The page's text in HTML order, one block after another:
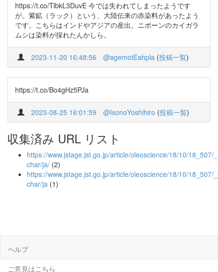
https://t.co/TlbkL3DuvE 今では失われてしまったようです
が。紫鉱（ラック）という、大陸伝来の赤染料があったよう
です。こちらはインドやアジアの産出。ニポーンのカイガラ
ムシは染料が採れたんかしら。
2023-11-20 16:48:56 @agemotEahpla (投稿一覧)
https://t.co/Bo4gHz5PJa
2023-08-25 16:01:59 @IsonoYoshihiro (投稿一覧)
収集済み URL リスト
https://www.jstage.jst.go.jp/article/oleoscience/18/10/18_507/
char/ja/ (2)
https://www.jstage.jst.go.jp/article/oleoscience/18/10/18_507/
char/ja (1)
ヘルプ
ご意見はこちら